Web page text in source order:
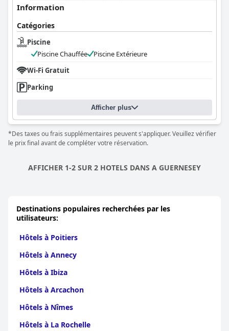
Information
Catégories
Piscine
Piscine Chauffée
Piscine Extérieure
Wi-Fi Gratuit
Parking
Afficher plus
*Des taxes ou frais supplémentaires peuvent s'appliquer. Veuillez vérifier
le prix final avant de compléter votre réservation.
AFFICHER 1-2 SUR 2 HOTELS DANS A GUERNESEY
Destinations populaires recherchées par les
utilisateurs:
Hôtels à Poitiers
Hôtels à Annecy
Hôtels à Ibiza
Hôtels à Arcachon
Hôtels à Nîmes
Hôtels à La Rochelle